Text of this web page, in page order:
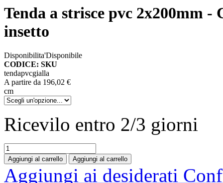
Tenda a strisce pvc 2x200mm
insetto
Disponibilita'Disponibile
CODICE: SKU
tendapvcgialla
A partire da 196,02 €
cm
Ricevilo entro 2/3 giorni
Aggiungi al carrello Aggiungi al carrello
Aggiungi ai desiderati